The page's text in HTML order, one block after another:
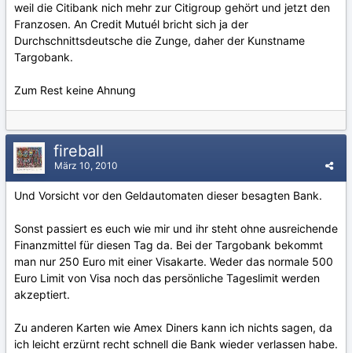
weil die Citibank nich mehr zur Citigroup gehört und jetzt den
Franzosen. An Credit Mutuél bricht sich ja der
Durchschnittsdeutsche die Zunge, daher der Kunstname
Targobank.
Zum Rest keine Ahnung
fireball
März 10, 2010
Und Vorsicht vor den Geldautomaten dieser besagten Bank.
Sonst passiert es euch wie mir und ihr steht ohne ausreichende
Finanzmittel für diesen Tag da. Bei der Targobank bekommt
man nur 250 Euro mit einer Visakarte. Weder das normale 500
Euro Limit von Visa noch das persönliche Tageslimit werden
akzeptiert.
Zu anderen Karten wie Amex Diners kann ich nichts sagen, da
ich leicht erzürnt recht schnell die Bank wieder verlassen habe.